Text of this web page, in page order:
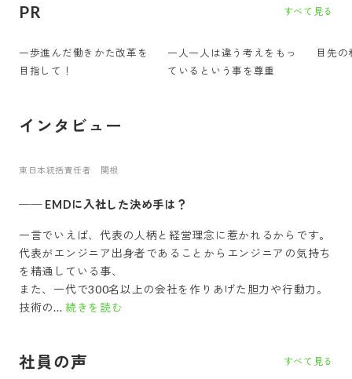
PR すべて見る
一歩進んだ働きかた改革を
目指して！
一人一人は違う考えをもっ
ているという事を尊重
目先
インタビュー
東日本統括責任者 関根
── EMDに入社した決め手は？
一言でいえば、代表の人柄と経営理念に惹かれるからです。
代表がエンジニア出身者であることからエンジニアの気持ち
を精通している事、
また、一代で300名以上の会社を作りあげた胆力や行動力。
技術の... 続きを読む
社員の声 すべて見る